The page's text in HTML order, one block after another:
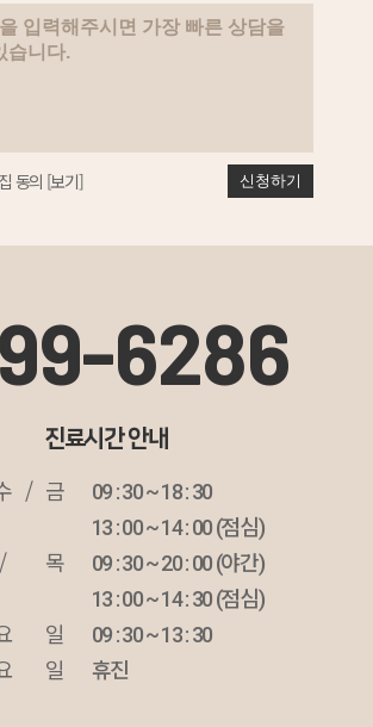
동의 [보기] 신청하기
6286
진료시간 안내
/ 금
09 : 30 ~ 18 : 30
13 : 00 ~ 14 : 00 (점심)
목
09 : 30 ~ 20 : 00 (야간)
13 : 00 ~ 14 : 30 (점심)
일 09 : 30 ~ 13 : 30
일 휴진